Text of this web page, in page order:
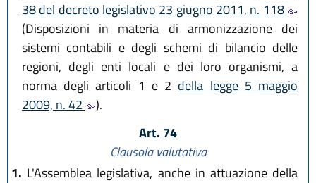
38 del decreto legislativo 23 giugno 2011, n. 118
(Disposizioni in materia di armonizzazione dei
sistemi contabili e degli schemi di bilancio delle
regioni, degli enti locali e dei loro organismi, a
norma degli articoli 1 e 2 della legge 5 maggio
2009, n. 42
).
Art. 74
Clausola valutativa
1. L'Assemblea legislativa, anche in attuazione della